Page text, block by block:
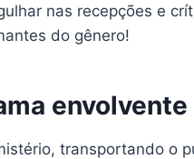
nas recepções e
do gênero!
envolvente
transportando o